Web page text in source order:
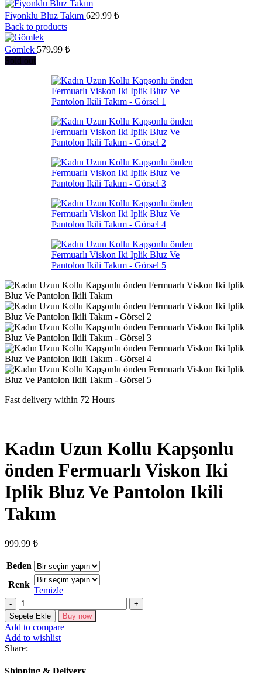
Fiyonklu Bluz Takım 629.99 ₺
Back to products
Gömlek 579.99 ₺
Sold out
Fast delivery within 72 Hours
Kadın Uzun Kollu Kapşonlu
önden Fermuarlı Viskon Iki
Iplik Bluz Ve Pantolon Ikili
Takım
999.99 ₺
Beden
Renk
Temizle
Kadın
Uzun
Kollu
Kapşonlu
önden
Fermuarlı
Viskon
Sepete Ekle Buy now
Add to compare
Add to wishlist
Share: